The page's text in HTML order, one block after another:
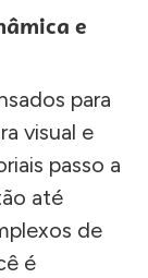
e
para
visual e
passo a
até
de
é